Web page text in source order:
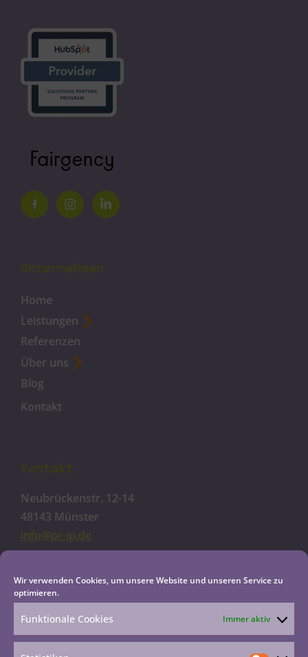
Wir verwenden Cookies, um unsere Website und unseren Service zu
optimieren.
Funktionale Cookies Immer aktiv
Unternehmen
Home
Leistungen
Referenzen
Über uns
Blog
Kontakt
Kontakt
Neubrückenstr. 12-14
48143 Münster
info@pr-ip.de
Cookie-Richtlinie
Datenschutzerklärung
Impressum
Haftungsausschluss